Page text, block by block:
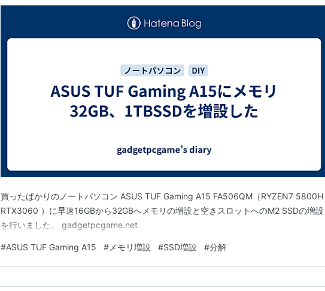
買ったばかりのノートパソコン ASUS TUF Gaming A15 FA506QM（RYZEN7 5800H
RTX3060 ）に早速16GBから32GBへメモリの増設と空きスロットへのM2 SSDの増設
を行いました。 gadgetpcgame.net
#ASUS TUF Gaming A15 # メモリ増設 #SSD増設 #分解